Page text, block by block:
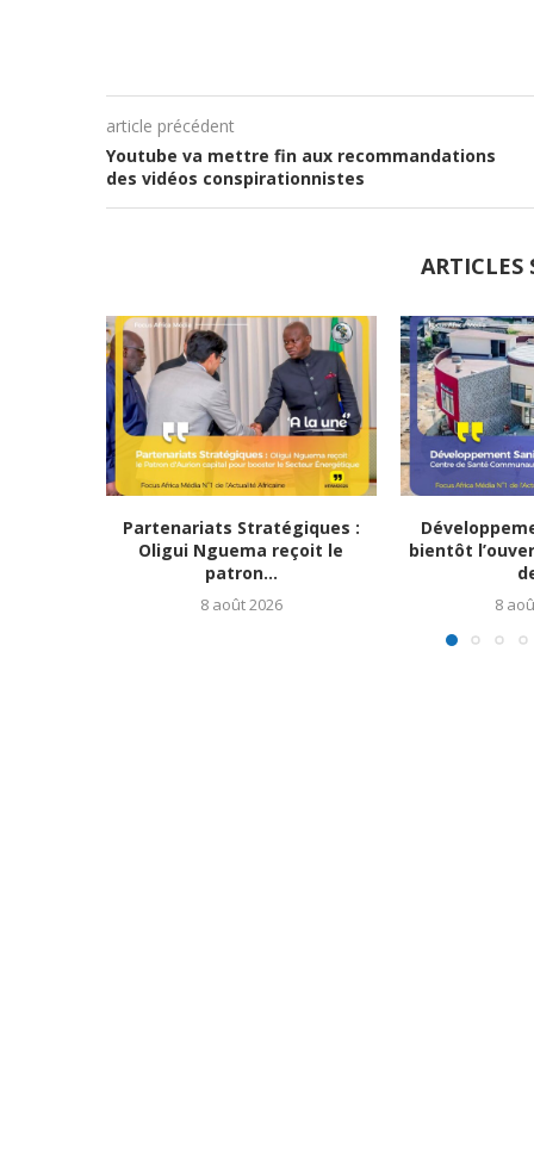
article précédent
Youtube va mettre fin aux recommandations
des vidéos conspirationnistes
ARTICLES
Partenariats Stratégiques :
Oligui Nguema reçoit le
patron...
8 août 2026
bientôt
8